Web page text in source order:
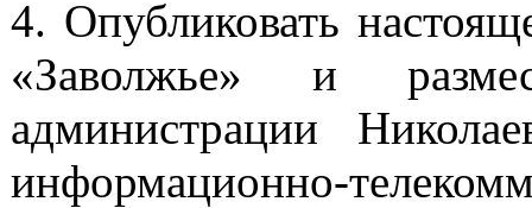
4. Опубликовать
«Заволжье» и
администрации
информационно-